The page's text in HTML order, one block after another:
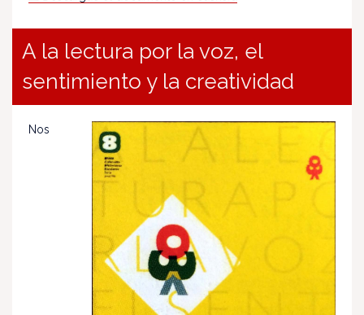
A la lectura por la voz, el
sentimiento y la creatividad
Nos